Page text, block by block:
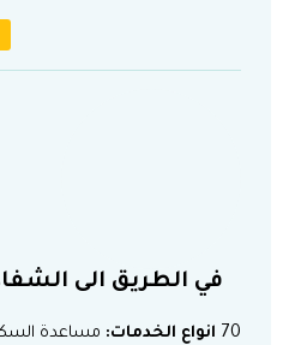
في الطريق الى
70 انواع الخدمات: مساعدة